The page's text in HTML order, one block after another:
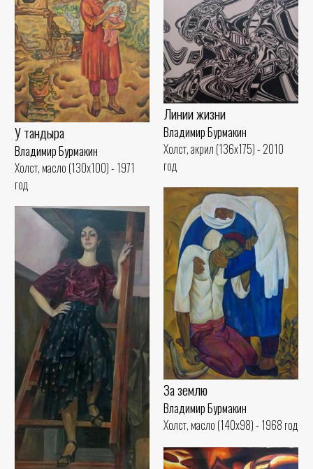
У тандыра
Владимир Бурмакин
Холст, масло (130x100) - 1971
год
Линии жизни
Владимир Бурмакин
Холст, акрил (136x175) - 2010
год
За землю
Владимир Бурмакин
Холст, масло (140x98) - 1968 год